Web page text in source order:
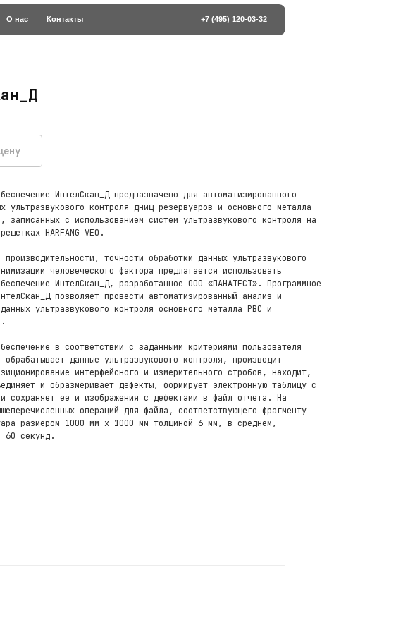
ИнтелСкан_Д предназначено для автоматизированного
ультразвукового контроля днищ резервуаров и основного металла
записанных с использованием систем ультразвукового контроля на
HARFANG VEO.
производительности, точности обработки данных ультразвукового
человеческого фактора предлагается использовать
ИнтелСкан_Д, разработанное ООО «ПАНАТЕСТ». Программное
позволяет провести автоматизированный анализ и
ультразвукового контроля основного металла РВС и
в соответствии с заданными критериями пользователя
обрабатывает данные ультразвукового контроля, производит
интерфейсного и измерительного стробов, находит,
и образмеривает дефекты, формирует электронную таблицу с
и сохраняет её и изображения с дефектами в файл отчёта. На
операций для файла, соответствующего фрагменту
размером 1000 мм х 1000 мм толщиной 6 мм, в среднем,
60 секунд.